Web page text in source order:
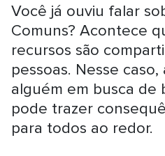
Você já ouviu falar
Comuns? Acontece
recursos são
pessoas. Nesse
alguém em busca de
pode trazer
para todos ao redor.